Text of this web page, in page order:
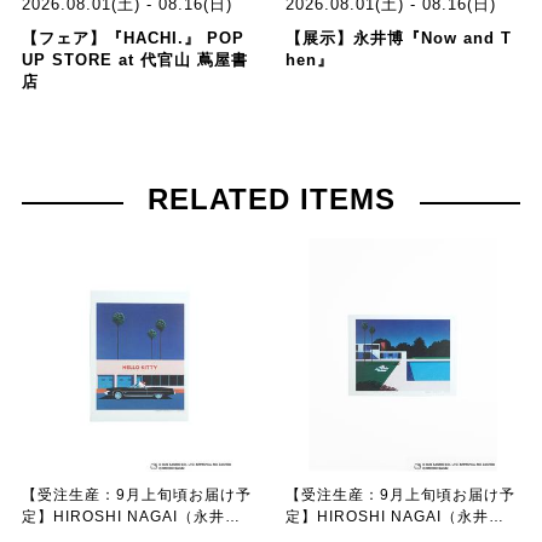
2026.08.01(土) - 08.16(日)
【フェア】『HACHI.』 POP
UP STORE at 代官山 蔦屋書
店
2026.08.01(土) - 08.16(日)
【展示】永井博『Now and T
hen』
RELATED ITEMS
【受注生産：9月上旬頃お届け予
定】HIROSHI NAGAI（永井
【受注生産：9月上旬頃お届け予
定】HIROSHI NAGAI（永井